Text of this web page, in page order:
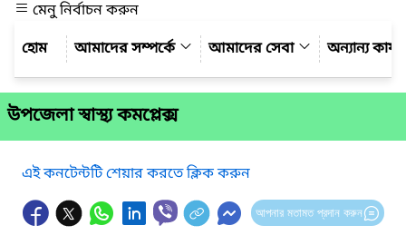
মেনু নির্বাচন করুন
আমাদের সম্পর্কে
আমাদের সেবা অন্যান্য
উপজেলা স্বাস্থ্য কমপ্লেক্স
এই কনটেন্টটি শেয়ার করতে ক্লিক করুন
আপনার মতামত প্রদান করুন